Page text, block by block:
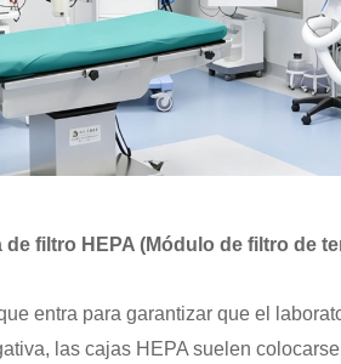
de filtro HEPA (Módulo de filtro de
entra para garantizar que el
las cajas HEPA suelen